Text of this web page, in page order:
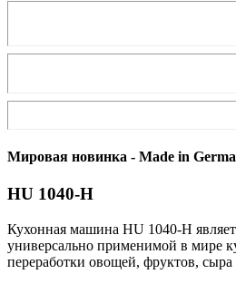
Мировая новинка - Made in
HU 1040-H
Кухонная машина HU 1040-H
универсально применимой в мире
переработки овощей, фруктов, сыра